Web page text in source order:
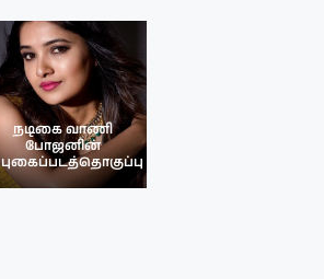
நடிகை வாணி
போஜனின்
புகைப்படத்தொகுப்பு